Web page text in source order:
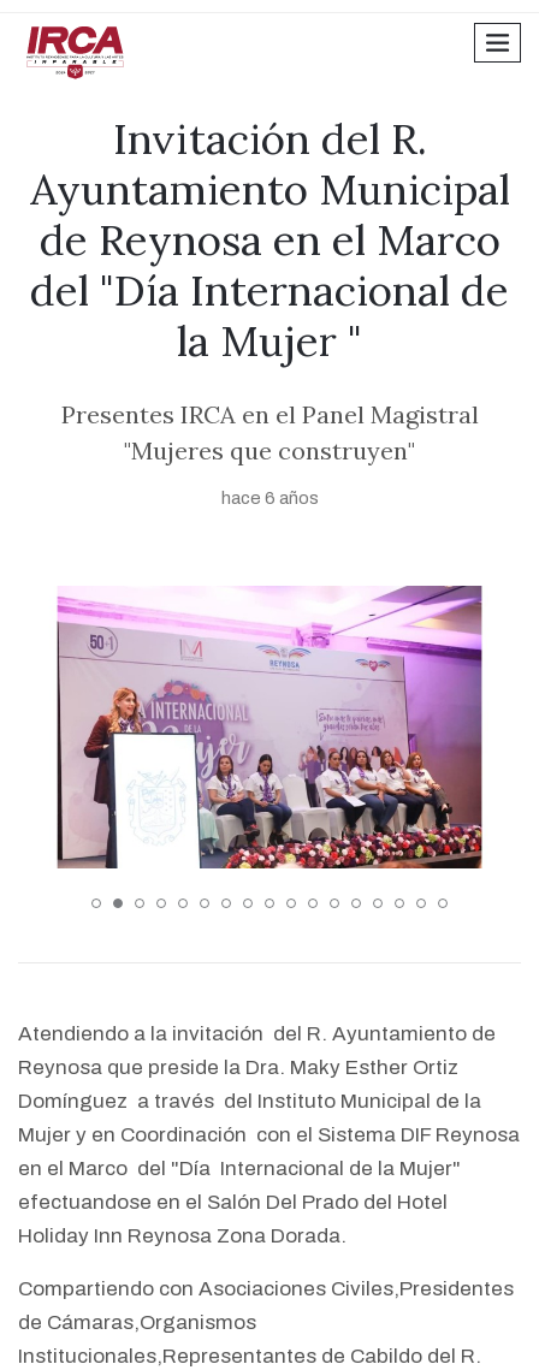
Invitación del R.
Ayuntamiento Municipal
de Reynosa en el Marco
del "Día Internacional de
la Mujer "
Presentes IRCA en el Panel Magistral
"Mujeres que construyen"
hace 6 años
Atendiendo a la invitación del R. Ayuntamiento de
Reynosa que preside la Dra. Maky Esther Ortiz
Domínguez a través del Instituto Municipal de la
Mujer y en Coordinación con el Sistema DIF Reynosa
en el Marco del "Día Internacional de la Mujer"
efectuandose en el Salón Del Prado del Hotel
Holiday Inn Reynosa Zona Dorada.
Compartiendo con Asociaciones Civiles,Presidentes
de Cámaras,Organismos
Institucionales,Representantes de Cabildo del R.